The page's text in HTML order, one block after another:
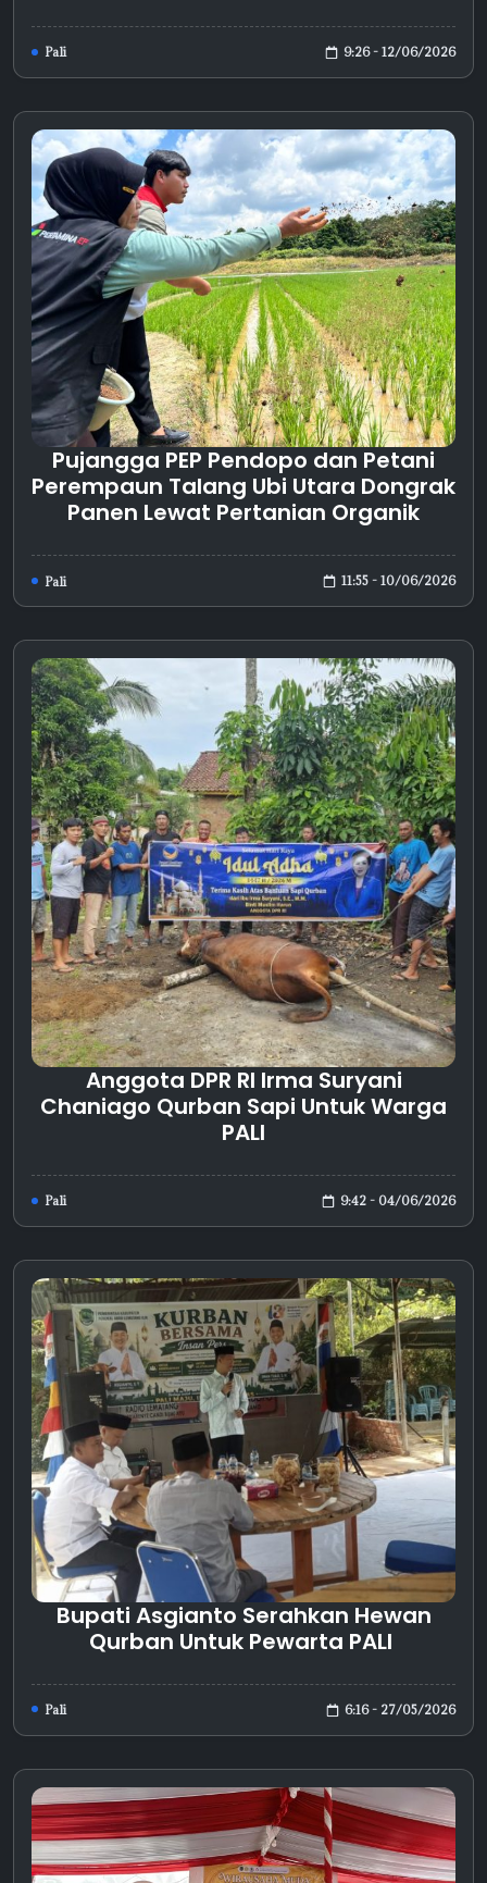
Pali 9:26 - 12/06/2026
Pujangga PEP Pendopo dan Petani
Perempaun Talang Ubi Utara Dongrak
Panen Lewat Pertanian Organik
Pali 11:55 - 10/06/2026
Anggota DPR RI Irma Suryani
Chaniago Qurban Sapi Untuk Warga
PALI
Pali 9:42 - 04/06/2026
Bupati Asgianto Serahkan Hewan
Qurban Untuk Pewarta PALI
Pali 6:16 - 27/05/2026